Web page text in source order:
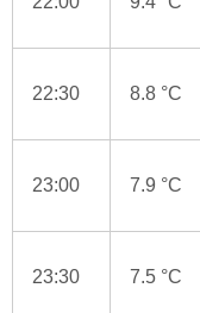
22:30 8.8 °C
23:00 7.9 °C
23:30 7.5 °C